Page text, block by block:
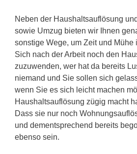
Neben der Haushaltsauflösung
sowie Umzug bieten wir Ihnen
sonstige Wege, um Zeit und Mühe
Sich nach der Arbeit noch den
zuzuwenden, wer hat da bereits
niemand und Sie sollen sich
wenn Sie es sich leicht machen
Haushaltsauflösung zügig macht
Dass sie nur noch
und dementsprechend bereits
ebenso sein.